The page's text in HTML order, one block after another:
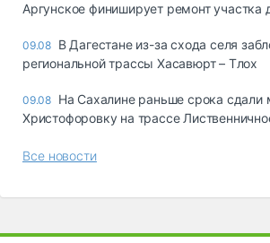
Аргунское финиширует ремонт участка
09.08 В Дагестане из-за схода селя
региональной трассы Хасавюрт – Тлох
09.08 На Сахалине раньше срока сдали
Христофоровку на трассе
Все новости